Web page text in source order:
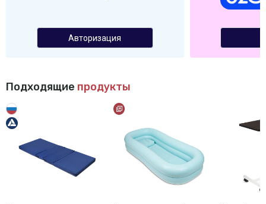
Авторизация
Подходящие продукты